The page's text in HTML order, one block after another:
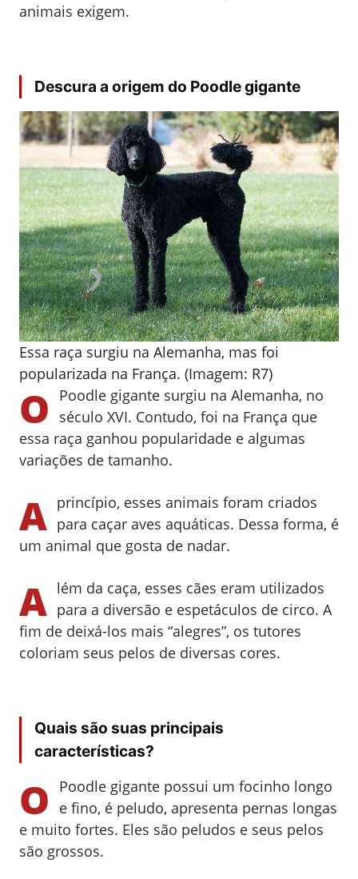
animais exigem.
Descura a origem do Poodle gigante
Essa raça surgiu na Alemanha, mas foi
popularizada na França. (Imagem: R7)
O
Poodle gigante surgiu na Alemanha, no
século XVI. Contudo, foi na França que
essa raça ganhou popularidade e algumas
variações de tamanho.
A princípio, esses animais foram criados
para caçar aves aquáticas. Dessa forma, é
um animal que gosta de nadar.
A lém da caça, esses cães eram utilizados
para a diversão e espetáculos de circo. A
fim de deixá-los mais “alegres”, os tutores
coloriam seus pelos de diversas cores.
Quais são suas principais
características?
O
Poodle gigante possui um focinho longo
e fino, é peludo, apresenta pernas longas
e muito fortes. Eles são peludos e seus pelos
são grossos.